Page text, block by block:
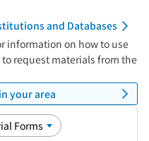
and Databases
information on how to use
request materials from the
your area